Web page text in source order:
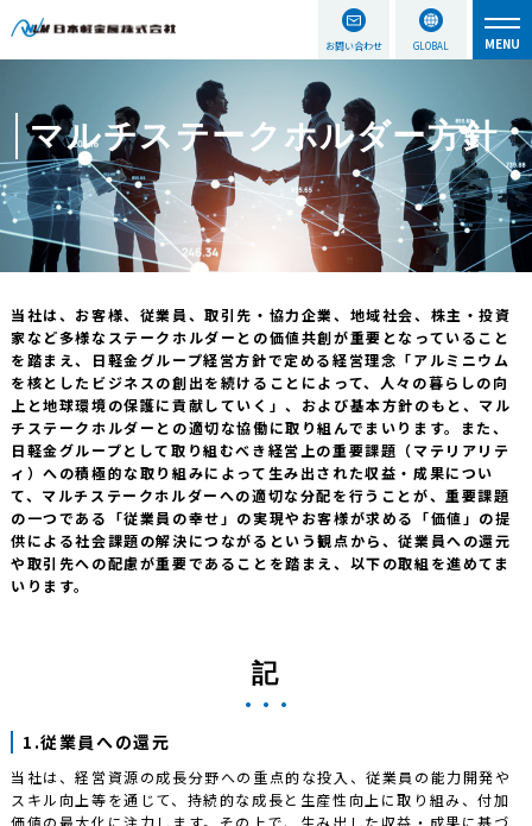
お問い合わせ GLOBAL
マルチステークホルダー方針
当社は、お客様、従業員、取引先・協力企業、地域社会、株主・投資
家など多様なステークホルダーとの価値共創が重要となっていること
を踏まえ、日軽金グループ経営方針で定める経営理念「アルミニウム
を核としたビジネスの創出を続けることによって、人々の暮らしの向
上と地球環境の保護に貢献していく」、および基本方針のもと、マル
チステークホルダーとの適切な協働に取り組んでまいります。また、
日軽金グループとして取り組むべき経営上の重要課題（マテリアリテ
ィ）への積極的な取り組みによって生み出された収益・成果につい
て、マルチステークホルダーへの適切な分配を行うことが、重要課題
の一つである「従業員の幸せ」の実現やお客様が求める「価値」の提
供による社会課題の解決につながるという観点から、従業員への還元
や取引先への配慮が重要であることを踏まえ、以下の取組を進めてま
いります。
記
1.従業員への還元
当社は、経営資源の成長分野への重点的な投入、従業員の能力開発や
スキル向上等を通じて、持続的な成長と生産性向上に取り組み、付加
価値の最大化に注力します。その上で、生み出した収益・成果に基づ